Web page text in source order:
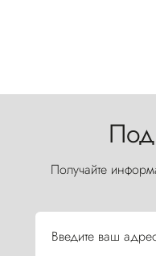
Получайте
Введите ваш